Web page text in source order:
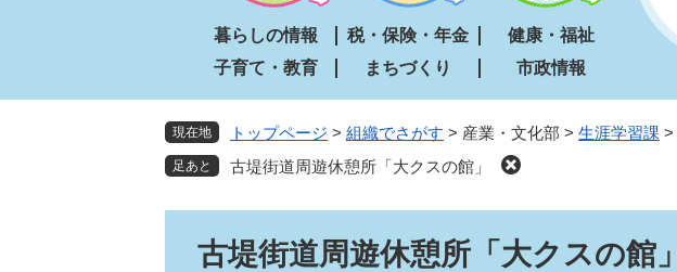
文
暮らしの情報 税・保険・年金
健康・福祉
子育て・教育
まちづくり 市政情報
現在地 トップページ > 組織でさがす > 産業・文化部 > 生涯学習課 >
古堤街道周遊休憩所「大クスの館」
古堤街道周遊休憩所「大クスの館」